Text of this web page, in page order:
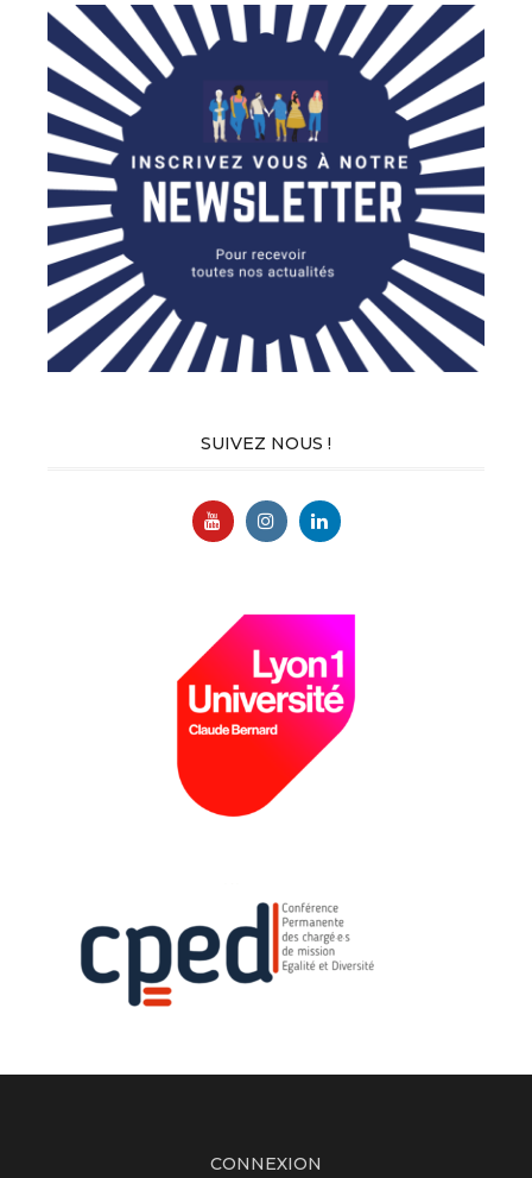
SUIVEZ NOUS !
CONNEXION